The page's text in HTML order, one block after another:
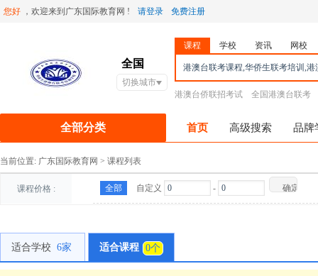
您好 ，欢迎来到广东国际教育网 ! 请登录 免费注册
全国
切换城市
课程 学校 资讯 网校
港澳台侨联招考试 全国港澳台联考
首页 高级搜索 品牌
全部分类
当前位置: 广东国际教育网 > 课程列表
课程价格 : 全部 自定义 -
适合学校 6家 适合课程 0个